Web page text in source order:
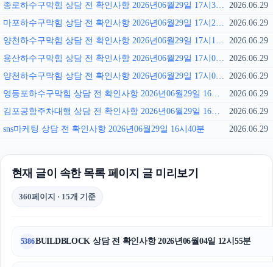
종로하수구막힘 상담 전 확인사항 2026년06월29일 17시30분 2026.06.29
마포하수구막힘 상담 전 확인사항 2026년06월29일 17시22분 2026.06.29
양천하수구막힘 상담 전 확인사항 2026년06월29일 17시15분 2026.06.29
용산하수구막힘 상담 전 확인사항 2026년06월29일 17시08분 2026.06.29
양천하수구막힘 상담 전 확인사항 2026년06월29일 17시01분 2026.06.29
영등포하수구막힘 상담 전 확인사항 2026년06월29일 16시54분
2026.06.29
김포공항주차대행 상담 전 확인사항 2026년06월29일 16시48분
2026.06.29
sns마케팅 상담 전 확인사항 2026년06월29일 16시40분
2026.06.29
현재 글이 속한 목록 페이지 글 미리보기
360페이지 · 15개 기준
5386BUILDBLOCK 상담 전 확인사항 2026년06월04일 12시55분